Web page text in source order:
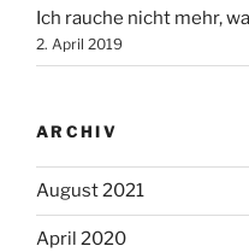
Ich rauche nicht mehr,
2. April 2019
ARCHIV
August 2021
April 2020